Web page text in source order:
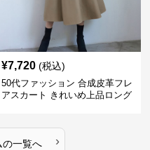
¥7,720 (税込)
50代ファッション 合成皮革フレ
アスカート きれいめ上品ロング
の一覧へ ›